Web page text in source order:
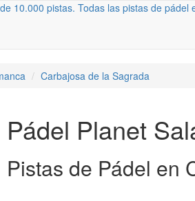
Carbajosa de la Sagrada
Pádel Planet
Pistas de Pádel en